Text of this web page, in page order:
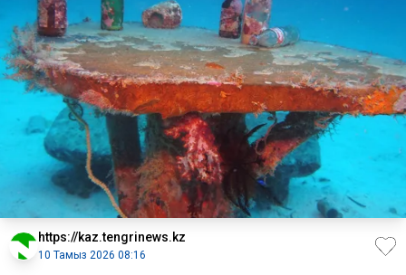
https://kaz.tengrinews.kz
10 Тамыз 2026 08:16